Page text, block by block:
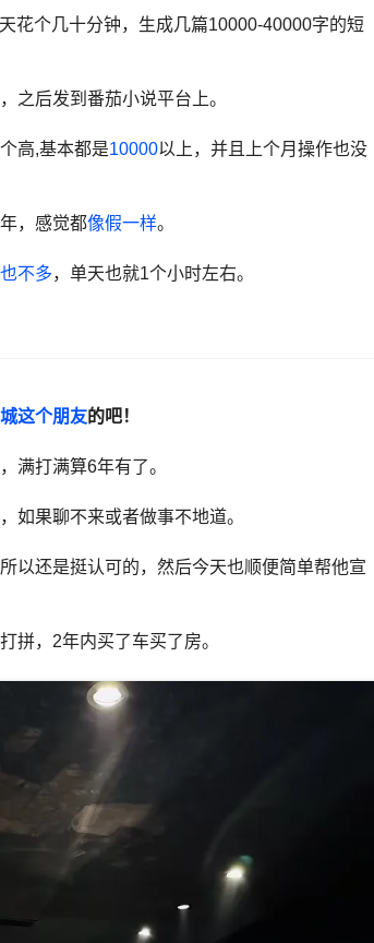
花个几十分钟，生成几篇10000-40000字的短
之后发到番茄小说平台上。
高,基本都是10000以上，并且上个月操作也没
，感觉都像假一样。
不多，单天也就1个小时左右。
这个朋友的吧！
满打满算6年有了。
如果聊不来或者做事不地道。
以还是挺认可的，然后今天也顺便简单帮他宣
拼，2年内买了车买了房。